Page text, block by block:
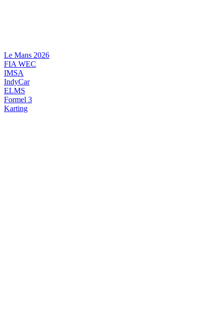
Le Mans 2026
FIA WEC
IMSA
IndyCar
ELMS
Formel 3
Karting